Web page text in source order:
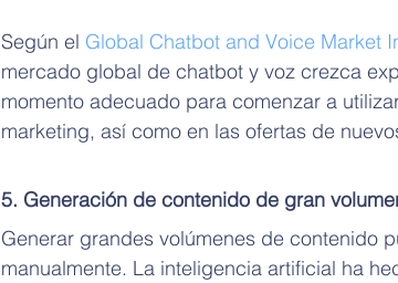
Según el Global Chatbot and Voice Market
mercado global de chatbot y voz crezca
momento adecuado para comenzar a
marketing, así como en las ofertas de
5. Generación de contenido de gran
Generar grandes volúmenes de contenido
manualmente. La inteligencia artificial ha